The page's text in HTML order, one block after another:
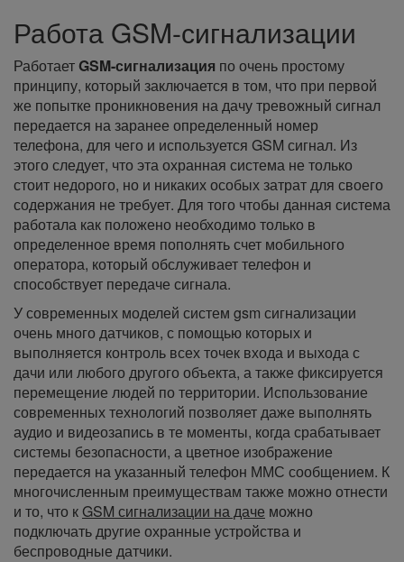
Работа GSM-сигнализации
РаботаетGSM-сигнализация по очень простому
принципу, который заключается в том, что при первой
же попытке проникновения на дачу тревожный сигнал
передается на заранее определенный номер
телефона, для чего и используется GSM сигнал. Из
этого следует, что эта охранная система не только
стоит недорого, но и никаких особых затрат для своего
содержания не требует. Для того чтобы данная система
работала как положено необходимо только в
определенное время пополнять счет мобильного
оператора, который обслуживает телефон и
способствует передаче сигнала.
У современных моделей систем gsm сигнализации
очень много датчиков, с помощью которых и
выполняется контроль всех точек входа и выхода с
дачи или любого другого объекта, а также фиксируется
перемещение людей по территории. Использование
современных технологий позволяет даже выполнять
аудио и видеозапись в те моменты, когда срабатывает
системы безопасности, а цветное изображение
передается на указанный телефон ММС сообщением. К
многочисленным преимуществам также можно отнести
и то, что кGSM сигнализации на даче можно
подключать другие охранные устройства и
беспроводные датчики.